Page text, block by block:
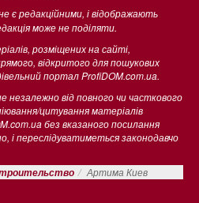
є редакційними, і відображають
може не поділяти.
розміщених на сайті,
відкритого для пошукових
портал ProfiDOM.com.ua.
незалежно від повного чи часткового
цитування матеріалів
без вказаного посилання
і переслідуватиметься законодавчо
Артима Киев